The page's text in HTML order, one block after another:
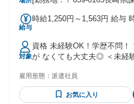
給与
時給1,250円～1,563円 給与
対象
資格 未経験OK！学歴不問
が なくても大丈夫◎ ＜未経験からの 軽作業・製造デビュー
事でも挑戦してみたい方 ・
い方 ・アルバイト経験しかないけど 安定して
自分のペースを大切に働き
雇用形態： 派遣社員
お気に入り